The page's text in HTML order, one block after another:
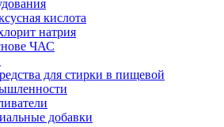
кислота
натрия
ЧАС
для стирки в пищевой
добавки